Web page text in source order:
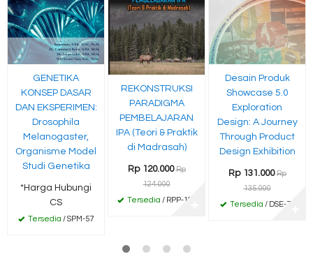
GENETIKA
KONSEP DASAR
DAN EKSPERIMEN:
Drosophila
Melanogaster,
Organisme Model
Studi Genetika
*Harga Hubungi
CS
Tersedia / SPM-57
REKONSTRUKSI
PARADIGMA
PEMBELAJARAN
IPA (Teori & Praktik
di Madrasah)
Rp 120.000 Rp
124.000
Tersedia / RPP-120
Desain Produk
Showcase 5.0
Exploration
Design: A Journey
Through Product
Design Exhibition
Rp 131.000 Rp
135.000
Tersedia / DSE-73